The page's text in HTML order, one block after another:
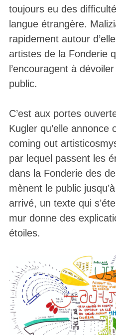
toujours eu des
langue étrangère.
rapidement autour
artistes de la Fonderie
l’encouragent à
public.
C’est aux portes
Kugler qu’elle annonce
coming out
par lequel passent les
dans la Fonderie des
mènent le public
arrivé, un texte qui
mur donne des
étoiles.